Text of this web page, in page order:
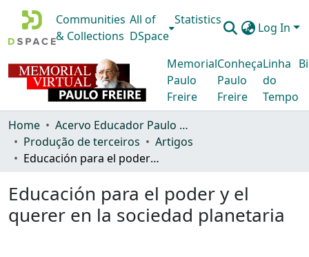
Communities
& Collections
All of
DSpace
Statistics
Log In
Memorial
Paulo
Freire
Conheça
Paulo
Freire
Linha
do
Tempo
Home
Acervo Educador Paulo Freire
Produção de terceiros
Artigos
Educación para el poder y el querer en la sociedad planetaria
Educación para el poder y el
querer en la sociedad planetaria